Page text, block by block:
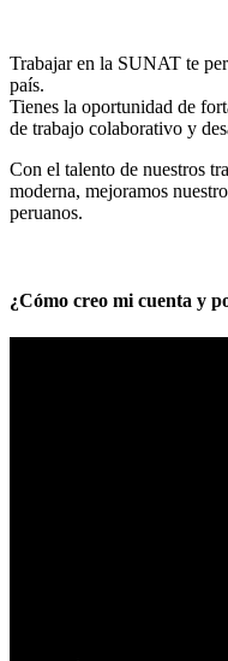
Trabajar en la SUNAT te
país.
Tienes la oportunidad de
de trabajo colaborativo y
Con el talento de nuestros
moderna, mejoramos
peruanos.
¿Cómo creo mi cuenta y